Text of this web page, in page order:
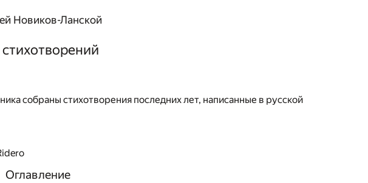
Новиков-Ланской
собраны стихотворения последних лет, написанные в русской
Оглавление